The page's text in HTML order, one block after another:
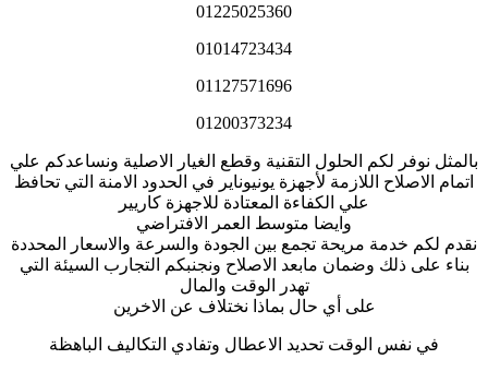
01225025360
01014723434
01127571696
01200373234
بالمثل نوفر لكم الحلول التقنية وقطع الغيار الاصلية ونساعدكم علي
اتمام الاصلاح اللازمة لأجهزة يونيوناير في الحدود الامنة التي تحافظ
علي الكفاءة المعتادة للاجهزة كاريير
وايضا متوسط العمر الافتراضي
نقدم لكم خدمة مريحة تجمع بين الجودة والسرعة والاسعار المحددة
بناء على ذلك وضمان مابعد الاصلاح ونجنبكم التجارب السيئة التي
تهدر الوقت والمال
على أي حال بماذا نختلاف عن الاخرين
في نفس الوقت تحديد الاعطال وتفادي التكاليف الباهظة